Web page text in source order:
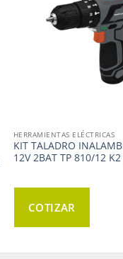
HERRAMIENTAS ELÉCTRICAS
KIT TALADRO
12V 2BAT TP 810/12 K2
COTIZAR